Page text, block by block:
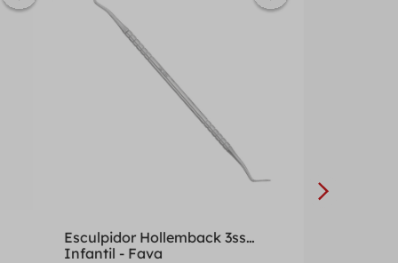
Esculpidor Hollemback 3ss
Infantil - Fava